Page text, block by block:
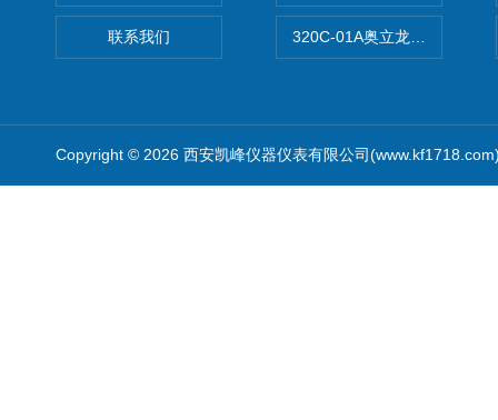
联系我们 320C-01A奥立龙实验室便携
Copyright © 2026 西安凯峰仪器仪表有限公司